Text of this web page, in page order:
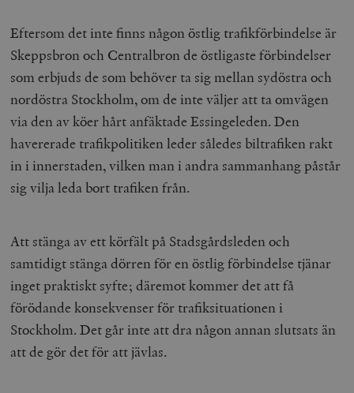
Eftersom det inte finns någon östlig trafikförbindelse är
Skeppsbron och Centralbron de östligaste förbindelser
som erbjuds de som behöver ta sig mellan sydöstra och
nordöstra Stockholm, om de inte väljer att ta omvägen
via den av köer hårt anfäktade Essingeleden. Den
havererade trafikpolitiken leder således biltrafiken rakt
in i innerstaden, vilken man i andra sammanhang påstår
sig vilja leda bort trafiken från.
Att stänga av ett körfält på Stadsgårdsleden och
samtidigt stänga dörren för en östlig förbindelse tjänar
inget praktiskt syfte; däremot kommer det att få
förödande konsekvenser för trafiksituationen i
Stockholm. Det går inte att dra någon annan slutsats än
att de gör det för att jävlas.